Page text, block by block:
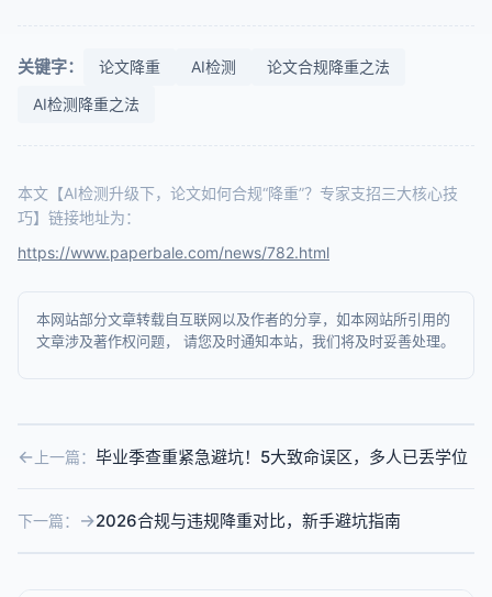
关键字： 论文降重 AI检测
论文合规降重之法
AI检测降重之法
本文【AI检测升级下，论文如何合规“降重”？专家支招三大核心技
巧】链接地址为：
https://www.paperbale.com/news/782.html
本网站部分文章转载自互联网以及作者的分享，如本网站所引用的
文章涉及著作权问题， 请您及时通知本站，我们将及时妥善处理。
上一篇： 毕业季查重紧急避坑！5大致命误区，多人已丢学位
下一篇： 2026合规与违规降重对比，新手避坑指南